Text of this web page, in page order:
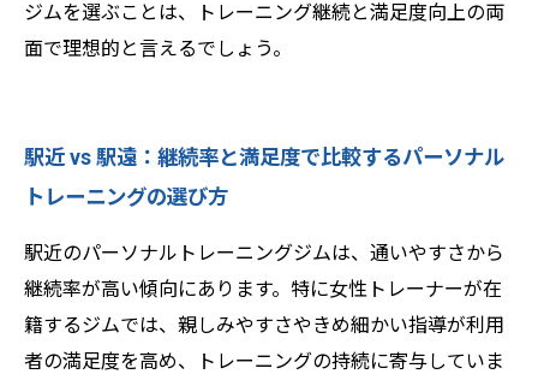
ジムを選ぶことは、トレーニング継続と満足度向上の両
面で理想的と言えるでしょう。
駅近 vs 駅遠：継続率と満足度で比較するパーソナル
トレーニングの選び方
駅近のパーソナルトレーニングジムは、通いやすさから
継続率が高い傾向にあります。特に女性トレーナーが在
籍するジムでは、親しみやすさやきめ細かい指導が利用
者の満足度を高め、トレーニングの持続に寄与していま